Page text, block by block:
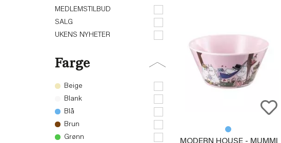
MEDLEMSTILBUD
SALG
UKENS NYHETER
Farge
Beige
Blank
Blå
Brun
Grønn